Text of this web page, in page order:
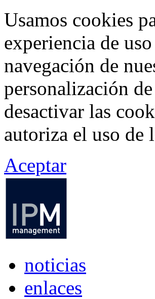
Usamos cookies
experiencia de
navegación de
personalización
desactivar las
autoriza el uso de
Aceptar
noticias
enlaces